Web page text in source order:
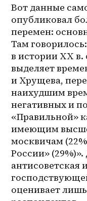
Вот данные
опубликовал
перемен:
Там
в истории ХХ
выделяет
и Хрущева,
наихудшим
негативных и
«Правильной»
имеющим
москвичам
России» (29%)».
антисоветская
оценивает